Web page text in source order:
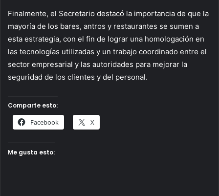
Finalmente, el Secretario destacó la importancia de que la
mayoría de los bares, antros y restaurantes se sumen a
esta estrategia, con el fin de lograr una homologación en
las tecnologías utilizadas y un trabajo coordinado entre el
sector empresarial y las autoridades para mejorar la
seguridad de los clientes y del personal.
Comparte esto:
Facebook X
Me gusta esto: